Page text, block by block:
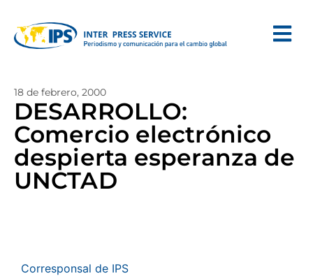
18 de febrero, 2000
DESARROLLO:
Comercio electrónico
despierta esperanza de
UNCTAD
Corresponsal de IPS